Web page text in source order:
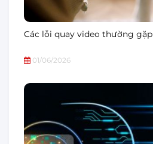
Các lỗi quay video thường gặp
01/06/2026